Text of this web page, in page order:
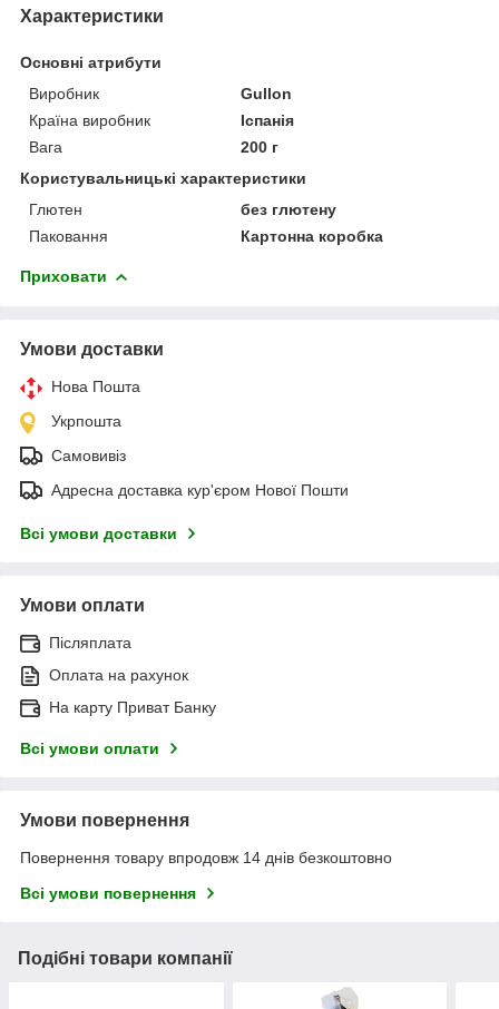
Характеристики
Основні атрибути
Виробник
Gullon
Країна виробник
Іспанія
Вага
200 г
Користувальницькі характеристики
Глютен
без глютену
Паковання
Картонна коробка
Приховати
Умови доставки
Нова Пошта
Укрпошта
Самовивіз
Адресна доставка кур'єром Нової Пошти
Всі умови доставки
Умови оплати
Післяплата
Оплата на рахунок
На карту Приват Банку
Всі умови оплати
Умови повернення
Повернення товару впродовж 14 днів безкоштовно
Всі умови повернення
Подібні товари компанії